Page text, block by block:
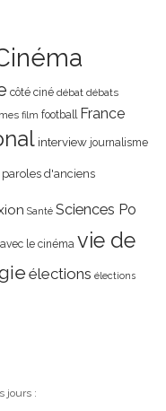
côté ciné débat débats
film football France
interview journalisme
paroles d'anciens
Santé Sciences Po
le cinéma vie de
élections élections
jours :